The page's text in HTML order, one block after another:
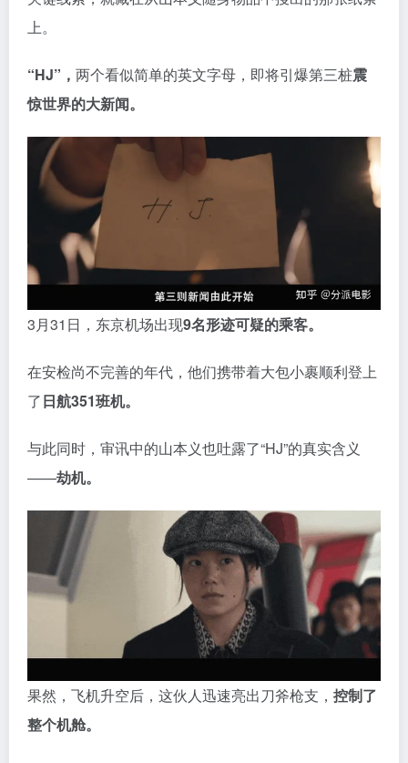
上。
“HJ”， 两个看似简单的英文字母，即将引爆第三桩震
惊世界的大新闻。
3月31日，东京机场出现9名形迹可疑的乘客。
在安检尚不完善的年代，他们携带着大包小裹顺利登上
了日航351班机。
与此同时，审讯中的山本义也吐露了“HJ”的真实含义
——劫机。
果然，飞机升空后，这伙人迅速亮出刀斧枪支， 控制了
整个机舱。